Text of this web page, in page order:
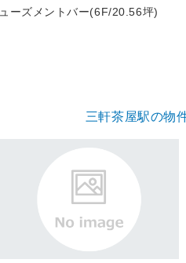
ューズメントバー(6F/20.56坪)
三軒茶屋駅の物